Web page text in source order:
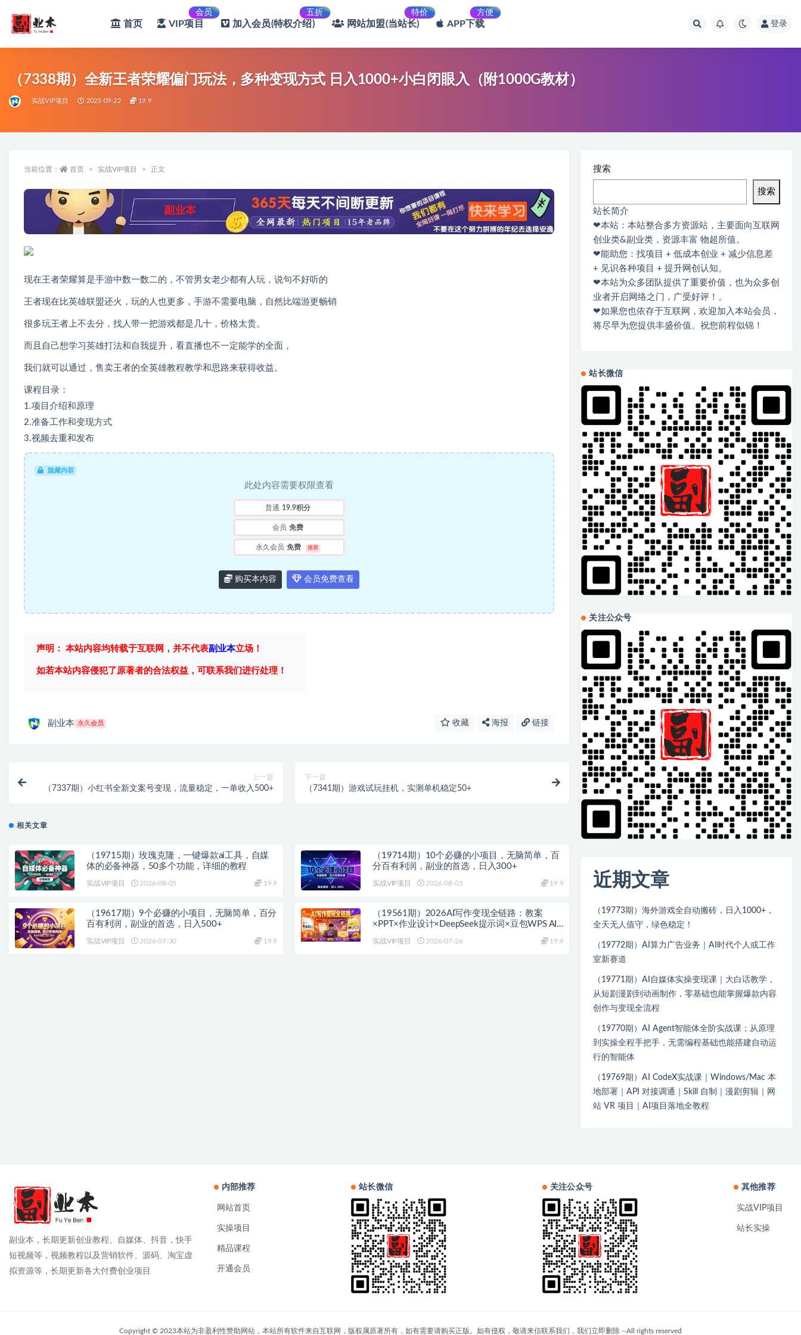
首页 VIP项目
会员
加入会员(特权介绍)
五折
网站加盟(当站长)
特价
APP下载
方便
登录
（7338期）全新王者荣耀偏门玩法，多种变现方式 日入1000+小白闭眼入（附1000G教材）
实战VIP项目 2023-09-22 19.9
当前位置： 首页 实战VIP项目 正文
现在王者荣耀算是手游中数一数二的，不管男女老少都有人玩，说句不好听的
王者现在比英雄联盟还火，玩的人也更多，手游不需要电脑，自然比端游更畅销
很多玩王者上不去分，找人带一把游戏都是几十，价格太贵。
而且自己想学习英雄打法和自我提升，看直播也不一定能学的全面，
我们就可以通过，售卖王者的全英雄教程教学和思路来获得收益。
课程目录：
1.项目介绍和原理
2.准备工作和变现方式
3.视频去重和发布
隐藏内容
此处内容需要权限查看
普通 19.9积分
会员 免费
永久会员 免费 推荐
购买本内容 会员免费查看
声明： 本站内容均转载于互联网，并不代表副业本立场！
如若本站内容侵犯了原著者的合法权益，可联系我们进行处理！
副业本 永久会员 收藏 海报 链接
上一篇
（7337期）小红书全新文案号变现，流量稳定，一单收入500+
下一篇
（7341期）游戏试玩挂机，实测单机稳定50+
相关文章
（19715期）玫瑰克隆，一键爆款ai工具，自媒
体的必备神器，50多个功能，详细的教程
实战VIP项目 2026-08-05 19.9
（19714期）10个必赚的小项目，无脑简单，百
分百有利润，副业的首选，日入300+
实战VIP项目 2026-08-05 19.9
（19617期）9个必赚的小项目，无脑简单，百分
百有利润，副业的首选，日入500+
实战VIP项目 2026-07-30 19.9
（19561期）2026AI写作变现全链路：教案
×PPT×作业设计×DeepSeek提示词×豆包WPS AI×
实战VIP项目 2026-07-26 19.9
搜索
搜索
站长简介
❤本站：本站整合多方资源站，主要面向互联网
创业类&副业类，资源丰富 物超所值。
❤能助您：找项目 + 低成本创业 + 减少信息差
+ 见识各种项目 + 提升网创认知。
❤本站为众多团队提供了重要价值，也为众多创
业者开启网络之门，广受好评！。
❤如果您也依存于互联网，欢迎加入本站会员，
将尽早为您提供丰盛价值。祝您前程似锦！
站长微信
关注公众号
近期文章
（19773期）海外游戏全自动搬砖，日入1000+，
全天无人值守，绿色稳定！
（19772期）AI算力广告业务｜AI时代个人或工作
室新赛道
（19771期）AI自媒体实操变现课｜大白话教学，
从短剧漫剧到动画制作，零基础也能掌握爆款内容
创作与变现全流程
（19770期）AI Agent智能体全阶实战课；从原理
到实操全程手把手，无需编程基础也能搭建自动运
行的智能体
（19769期）AI CodeX实战课｜Windows/Mac 本
地部署｜API 对接调通｜Skill 自制｜漫剧剪辑｜网
站 VR 项目｜AI项目落地全教程
副业本，长期更新创业教程、自媒体、抖音，快手
短视频等，视频教程以及营销软件、源码、淘宝虚
拟资源等，长期更新各大付费创业项目
内部推荐
网站首页
实操项目
精品课程
开通会员
站长微信 关注公众号 其他推荐
实战VIP项目
站长实操
Copyright © 2023本站为非盈利性赞助网站，本站所有软件来自互联网，版权属原著所有，如有需要请购买正版。如有侵权，敬请来信联系我们，我们立即删除 --All rights reserved